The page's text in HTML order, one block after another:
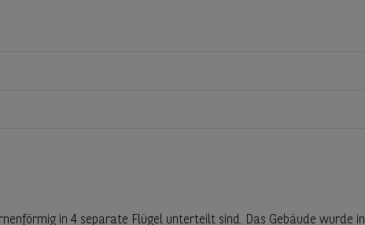
in 4 separate Flügel unterteilt sind. Das Gebäude wurde in